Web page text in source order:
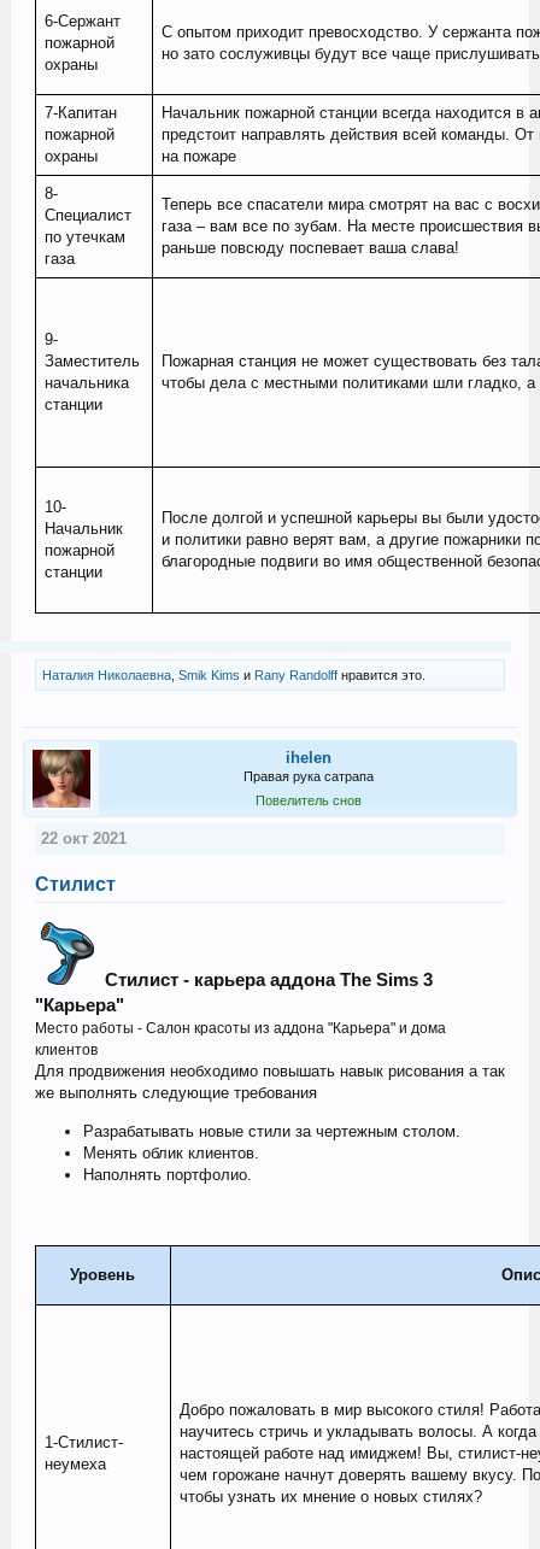
6-Сержант
пожарной
охраны
С опытом приходит превосходство. У сержанта
но зато сослуживцы будут все чаще
7-Капитан
пожарной
охраны
Начальник пожарной станции всегда находится в
предстоит направлять действия всей команды.
на пожаре
8-
Специалист
по утечкам
газа
Теперь все спасатели мира смотрят на вас с
газа – вам все по зубам. На месте происшествия
раньше повсюду поспевает ваша слава!
9-
Заместитель
начальника
станции
Пожарная станция не может существовать без
чтобы дела с местными политиками шли гладко,
10-
Начальник
пожарной
станции
После долгой и успешной карьеры вы были
и политики равно верят вам, а другие пожарники
благородные подвиги во имя общественной
Наталия Николаевна, Smik Kims и Rany Randolffнравится это.
ihelen
Правая рука сатрапа
Повелитель снов
22 окт 2021
Стилист
Стилист - карьера аддона The Sims 3
"Карьера"
Место работы - Салон красоты из аддона "Карьера" и дома
клиентов
Для продвижения необходимо повышать навык рисования а так
же выполнять следующие требования
Разрабатывать новые стили за чертежным столом.
Менять облик клиентов.
Наполнять портфолио.
Уровень
1-Стилист-
неумеха
Добро пожаловать в мир высокого стиля!
научитесь стричь и укладывать волосы. А
настоящей работе над имиджем! Вы, стилист-
чем горожане начнут доверять вашему вкусу.
чтобы узнать их мнение о новых стилях?